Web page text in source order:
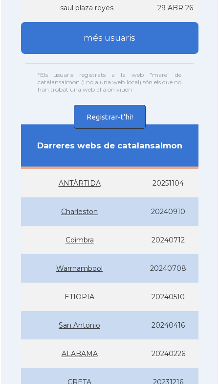
saul plaza reyes 29 ABR 26
més usuaris
*Els usuaris registrats a la web "mare" de
catalansalmon (i no a una web local) són els que no
han trobat una web allà on viuen
Registrar-t'hi!
Darreres webs de catalansalmon
ANTÀRTIDA 20251104
Charleston 20240910
Coimbra 20240712
Warrnambool 20240708
ETIOPIA 20240510
San Antonio 20240416
ALABAMA 20240226
CRETA 20231216